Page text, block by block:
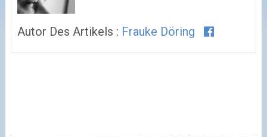
Autor Des Artikels : Frauke Döring